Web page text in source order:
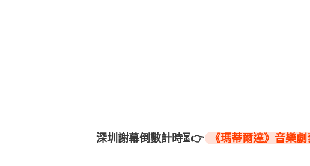
深圳謝幕倒數計時⏳👉 《瑪蒂爾達》音樂